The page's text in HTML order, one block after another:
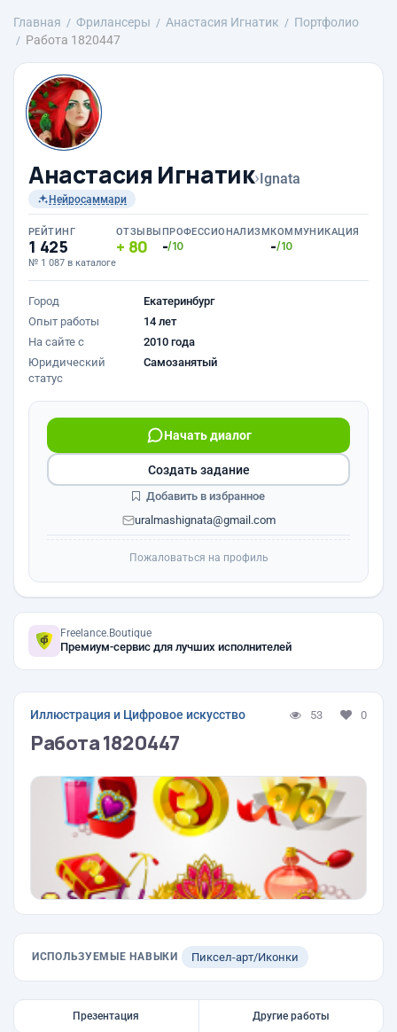
Главная Фрилансеры Анастасия Игнатик
Портфолио
Работа 1820447
Анастасия Игнатик›Ignata
Нейросаммари
РЕЙТИНГ
1 425
№ 1 087 в каталоге
ОТЗЫВЫ
80
ПРОФЕССИОНАЛИЗМ
-/10
КОММУНИКАЦИЯ
-/10
Город
Екатеринбург
Опыт работы
14 лет
На сайте с
2010 года
Юридический
статус
Самозанятый
Начать диалог
uralmashignata@gmail.com
Создать задание
Добавить в избранное
Пожаловаться на профиль
Freelance.Boutique
Премиум-сервис для лучших исполнителей
Иллюстрация и Цифровое искусство 53 0
Работа 1820447
ИСПОЛЬЗУЕМЫЕ НАВЫКИ Пиксел-арт/Иконки
Презентация Другие работы